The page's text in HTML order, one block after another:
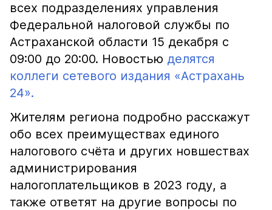
всех подразделениях управления
Федеральной налоговой службы по
Астраханской области 15 декабря с
09:00 до 20:00. Новостью делятся
коллеги сетевого издания «Астрахань
24».
Жителям региона подробно расскажут
обо всех преимуществах единого
налогового счёта и других новшествах
администрирования
налогоплательщиков в 2023 году, а
также ответят на другие вопросы по